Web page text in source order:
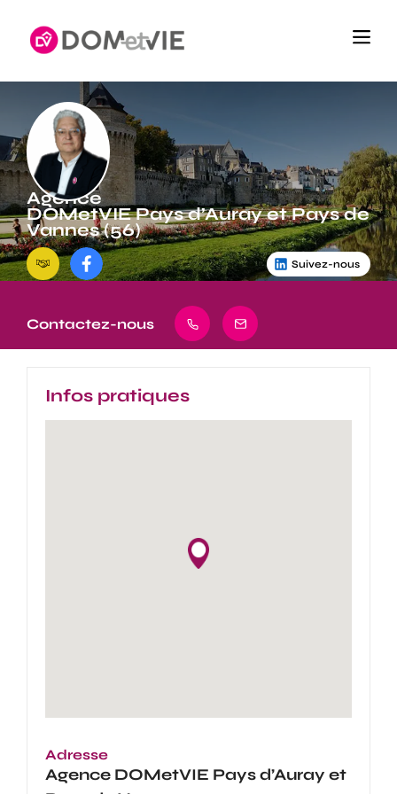
Agence
DOMetVIE Pays d’Auray et Pays de
Vannes (56)
Suivez-nous
Contactez-nous
Infos pratiques
Adresse
Agence DOMetVIE Pays d’Auray et